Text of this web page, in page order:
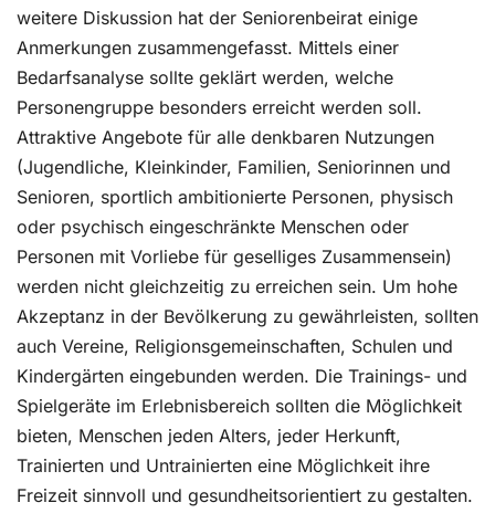
weitere Diskussion hat der Seniorenbeirat einige
Anmerkungen zusammengefasst. Mittels einer
Bedarfsanalyse sollte geklärt werden, welche
Personengruppe besonders erreicht werden soll.
Attraktive Angebote für alle denkbaren Nutzungen
(Jugendliche, Kleinkinder, Familien, Seniorinnen und
Senioren, sportlich ambitionierte Personen, physisch
oder psychisch eingeschränkte Menschen oder
Personen mit Vorliebe für geselliges Zusammensein)
werden nicht gleichzeitig zu erreichen sein. Um hohe
Akzeptanz in der Bevölkerung zu gewährleisten, sollten
auch Vereine, Religionsgemeinschaften, Schulen und
Kindergärten eingebunden werden. Die Trainings- und
Spielgeräte im Erlebnisbereich sollten die Möglichkeit
bieten, Menschen jeden Alters, jeder Herkunft,
Trainierten und Untrainierten eine Möglichkeit ihre
Freizeit sinnvoll und gesundheitsorientiert zu gestalten.